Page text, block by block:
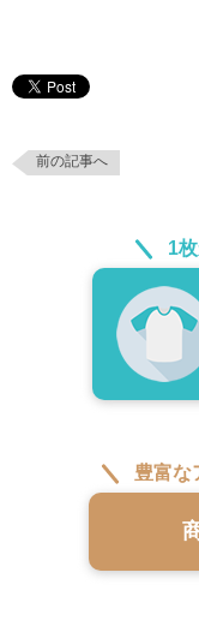
前の記事へ
1
豊富な